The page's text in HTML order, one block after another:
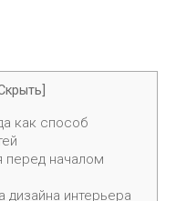
как способ
перед началом
интерьера